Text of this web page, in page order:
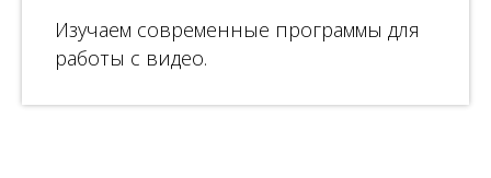
Изучаем современные программы для
работы с видео.